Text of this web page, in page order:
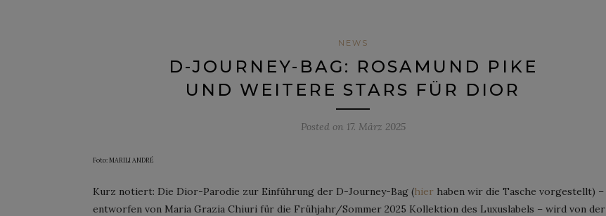
NEWS
D-JOURNEY-BAG: ROSAMUND PIKE
UND WEITERE STARS FÜR DIOR
Posted on 17. März 2025
Foto: MARILI ANDRÉ
Kurz notiert: Die Dior-Parodie zur Einführung der D-Journey-Bag (hier haben wir die Tasche vorgestellt) –
entworfen von Maria Grazia Chiuri für die Frühjahr/Sommer 2025 Kollektion des Luxuslabels – wird von der